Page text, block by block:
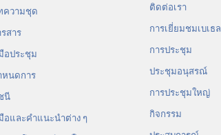
ความ​ชุด
สาร
อ​ประชุม
หนด​การ
นี
อ​และ​คำ​แนะ​นำ​ต่าง​ ๆ
ติด​ต่อ​เรา
การ​เยี่ยม​ชม​เบเธล
การประชุม
ประชุมอนุสรณ์
การประชุมใหญ่
กิจกรรม